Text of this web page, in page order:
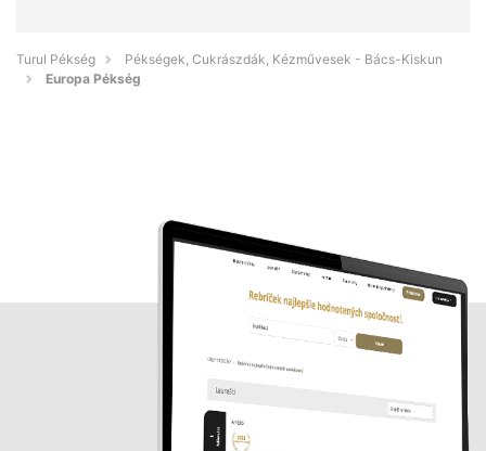
Turul Pékség
Pékségek, Cukrászdák, Kézművesek - Bács-Kiskun
Europa Pékség